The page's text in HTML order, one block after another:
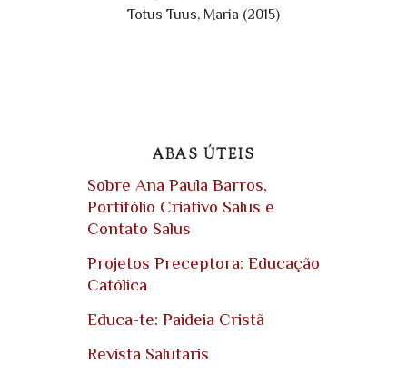
Totus Tuus, Maria (2015)
ABAS ÚTEIS
Sobre Ana Paula Barros,
Portifólio Criativo Salus e
Contato Salus
Projetos Preceptora: Educação
Católica
Educa-te: Paideia Cristã
Revista Salutaris